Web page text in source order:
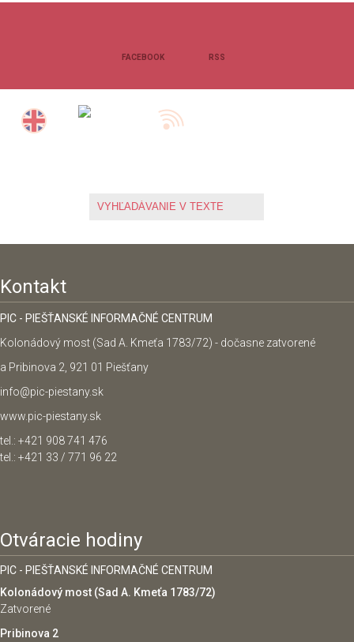
FACEBOOK RSS
Kontakt
PIC - PIEŠŤANSKÉ INFORMAČNÉ CENTRUM
Kolonádový most (Sad A. Kmeťa 1783/72) - dočasne zatvorené
a Pribinova 2, 921 01 Piešťany
info@pic-piestany.sk
www.pic-piestany.sk
tel.: +421 908 741 476
tel.: +421 33 / 771 96 22
Otváracie hodiny
PIC - PIEŠŤANSKÉ INFORMAČNÉ CENTRUM
Kolonádový most (Sad A. Kmeťa 1783/72)
Zatvorené
Pribinova 2